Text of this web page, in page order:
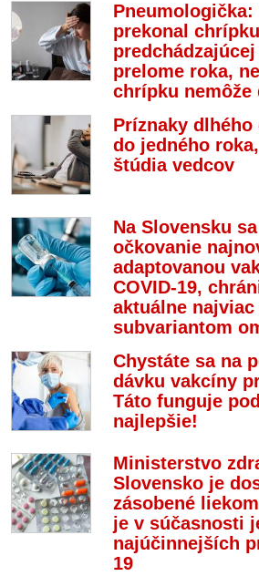
prekonal
prelome roka,
chrípku
Príznaky
do jedného
štúdia vedcov
Na Slovensku
očkovanie
adaptovanou
COVID-19,
aktuálne
subvariantom
Chystáte sa na
dávku vakcíny
Táto funguje
najlepšie!
Ministerstvo
Slovensko je
zásobené
je v súčasnosti
najúčinnejších
19